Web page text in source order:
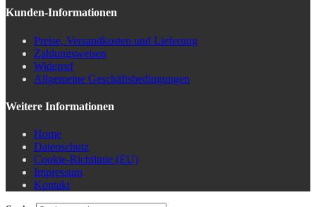
Kunden-Informationen
Preise, Versandkosten und Lieferung
Zahlungsweisen
Widerruf
Allgemeine Geschäftsbedingungen
Weitere Informationen
Home
Datenschutz
Cookie-Richtlinie (EU)
Impressum
Kontakt